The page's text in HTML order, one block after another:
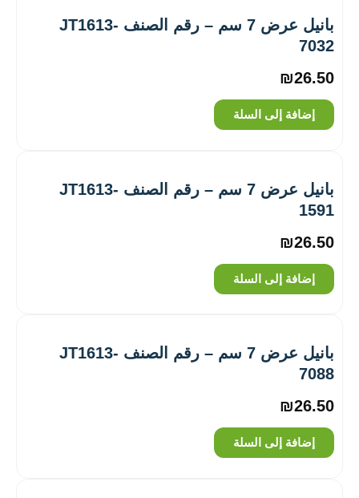
بانيل عرض 7 سم – رقم الصنف ‎JT1613-
7032
₪26.50
إضافة إلى السلة
بانيل عرض 7 سم – رقم الصنف ‎JT1613-
1591
₪26.50
إضافة إلى السلة
بانيل عرض 7 سم – رقم الصنف ‎JT1613-
7088
₪26.50
إضافة إلى السلة